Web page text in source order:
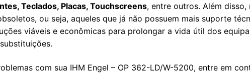
Teclados, Placas, Touchscreens, entre outros. Além disso,
ou seja, aqueles que já não possuem mais suporte
viáveis e econômicas para prolongar a vida útil dos
com sua IHM Engel – OP 362-LD/W-5200, entre em